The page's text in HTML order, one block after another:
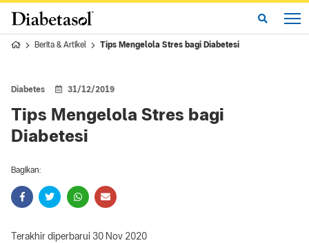
Berita & Artikel Tips Mengelola Stres bagi Diabetesi
Diabetes 31/12/2019
Tips Mengelola Stres bagi
Diabetesi
Bagikan:
Terakhir diperbarui 30 Nov 2020